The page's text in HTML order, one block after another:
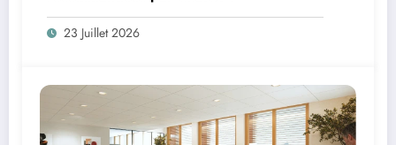
23 Juillet 2026